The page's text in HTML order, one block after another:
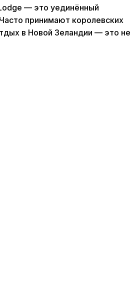
— это уединённый
принимают королевских
в Новой Зеландии — это не